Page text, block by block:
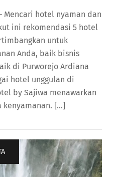
Mencari hotel nyaman dan
ini rekomendasi 5 hotel
untuk
Anda, baik bisnis
di Purworejo Ardiana
hotel unggulan di
by Sajiwa menawarkan
kenyamanan. […]